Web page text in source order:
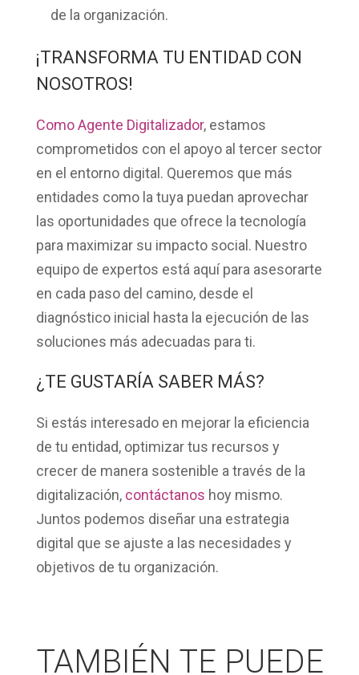
de la organización.
¡TRANSFORMA TU ENTIDAD CON
NOSOTROS!
Como Agente Digitalizador, estamos
comprometidos con el apoyo al tercer sector
en el entorno digital. Queremos que más
entidades como la tuya puedan aprovechar
las oportunidades que ofrece la tecnología
para maximizar su impacto social. Nuestro
equipo de expertos está aquí para asesorarte
en cada paso del camino, desde el
diagnóstico inicial hasta la ejecución de las
soluciones más adecuadas para ti.
¿TE GUSTARÍA SABER MÁS?
Si estás interesado en mejorar la eficiencia
de tu entidad, optimizar tus recursos y
crecer de manera sostenible a través de la
digitalización, contáctanos hoy mismo.
Juntos podemos diseñar una estrategia
digital que se ajuste a las necesidades y
objetivos de tu organización.
TAMBIÉN TE PUEDE